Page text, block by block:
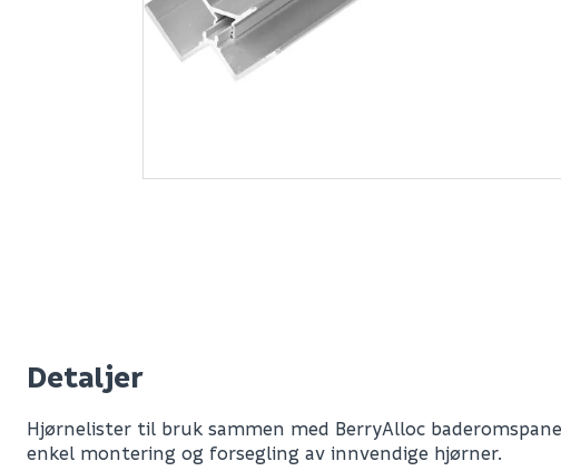
Detaljer
Hjørnelister til bruk sammen med BerryAlloc
enkel montering og forsegling av innvendige hjørner.